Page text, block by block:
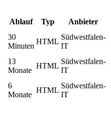
Ablauf Typ Anbieter
30
Minuten
HTML
Südwestfalen-
IT
13
Monate
HTML
Südwestfalen-
IT
6
Monate
HTML
Südwestfalen-
IT